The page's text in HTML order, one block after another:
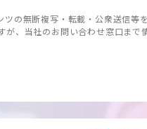
の無断複写・転載・公衆送信等を
、当社のお問い合わせ窓口まで